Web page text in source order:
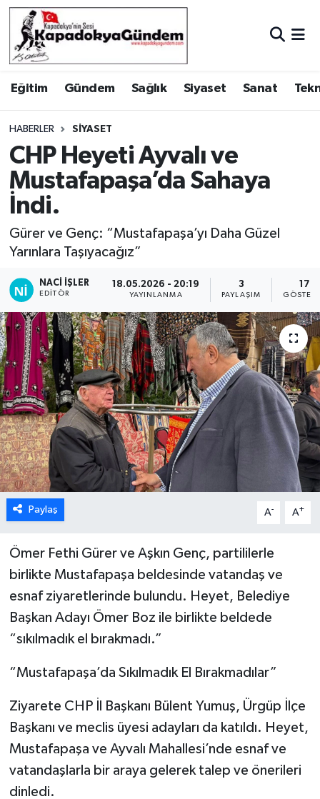
Eğitim Gündem Sağlık Siyaset Sanat
HABERLER SIYASET
CHP Heyeti Ayvalı ve
Mustafapaşa’da Sahaya
İndi.
Gürer ve Genç: “Mustafapaşa’yı Daha Güzel
Yarınlara Taşıyacağız”
NACI İŞLER
EDITÖR
18.05.2026 - 20:19
YAYINLANMA
3
PAYLAŞIM
17
Paylaş A- A+
Ömer Fethi Gürer ve Aşkın Genç, partililerle
birlikte Mustafapaşa beldesinde vatandaş ve
esnaf ziyaretlerinde bulundu. Heyet, Belediye
Başkan Adayı Ömer Boz ile birlikte beldede
“sıkılmadık el bırakmadı.”
“Mustafapaşa’da Sıkılmadık El Bırakmadılar”
Ziyarete CHP İl Başkanı Bülent Yumuş, Ürgüp İlçe
Başkanı ve meclis üyesi adayları da katıldı. Heyet,
Mustafapaşa ve Ayvalı Mahallesi’nde esnaf ve
vatandaşlarla bir araya gelerek talep ve önerileri
dinledi.
Hava Durumu
Trafik Durumu
Süper Lig Puan Durumu ve Fikstür
Tüm Manşetler
Son Dakika Haberleri
Haber Arşivi